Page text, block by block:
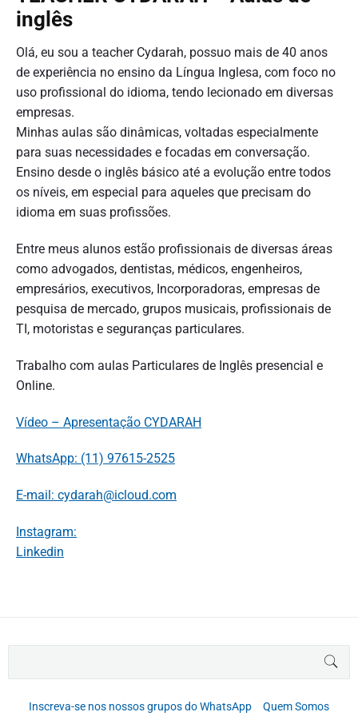
inglês
Olá, eu sou a teacher Cydarah, possuo mais de 40 anos
de experiência no ensino da Língua Inglesa, com foco no
uso profissional do idioma, tendo lecionado em diversas
empresas.
Minhas aulas são dinâmicas, voltadas especialmente
para suas necessidades e focadas em conversação.
Ensino desde o inglês básico até a evolução entre todos
os níveis, em especial para aqueles que precisam do
idioma em suas profissões.
Entre meus alunos estão profissionais de diversas áreas
como advogados, dentistas, médicos, engenheiros,
empresários, executivos, Incorporadoras, empresas de
pesquisa de mercado, grupos musicais, profissionais de
TI, motoristas e seguranças particulares.
Trabalho com aulas Particulares de Inglês presencial e
Online.
Vídeo – Apresentação CYDARAH
WhatsApp: (11) 97615-2525
E-mail: cydarah@icloud.com
Instagram:
Linkedin
Inscreva-se nos nossos grupos do WhatsApp
Quem Somos